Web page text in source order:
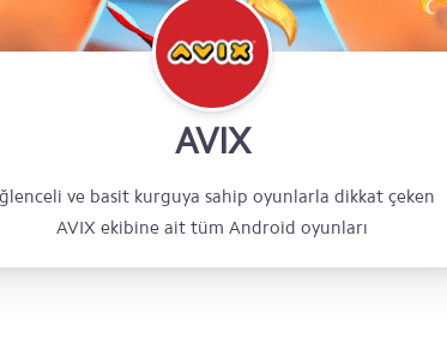
AVIX
ve basit kurguya sahip oyunlarla dikkat çeken
AVIX ekibine ait tüm Android oyunları